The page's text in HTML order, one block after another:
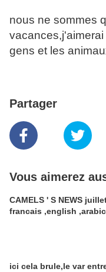
nous ne sommes
gens et les
Partager
Vous aimerez
CAMELS ' S NEWS
francais ,english
ici cela brule,le var